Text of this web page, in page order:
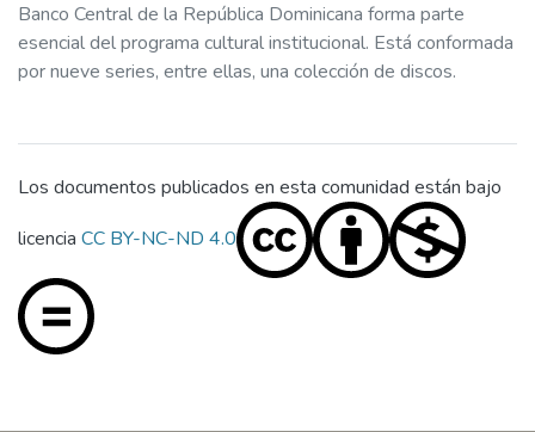
Banco Central de la República Dominicana forma parte
esencial del programa cultural institucional. Está conformada
por nueve series, entre ellas, una colección de discos.
Los documentos publicados en esta comunidad están bajo
licencia CC BY-NC-ND 4.0